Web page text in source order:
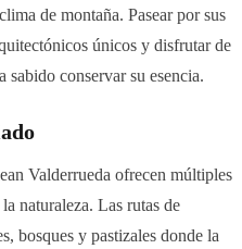
de montaña. Pasear por sus
únicos y disfrutar de
conservar su esencia.
Valderrueda ofrecen múltiples
naturaleza. Las rutas de
bosques y pastizales donde la